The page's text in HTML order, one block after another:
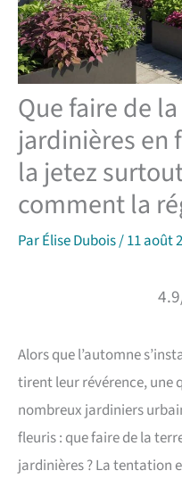
Que faire de
jardinières en
la jetez
comment la
ParÉlise Dubois/11 août
Alors que l’automne
tirent leur révérence, une
nombreux jardiniers
fleuris : que faire de la
jardinières ? La tentation